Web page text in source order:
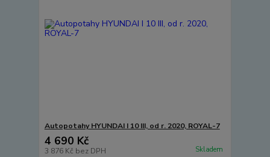
Autopotahy HYUNDAI I 10 III, od r. 2020, ROYAL-7
4 690 Kč
3 876 Kč bez DPH Skladem